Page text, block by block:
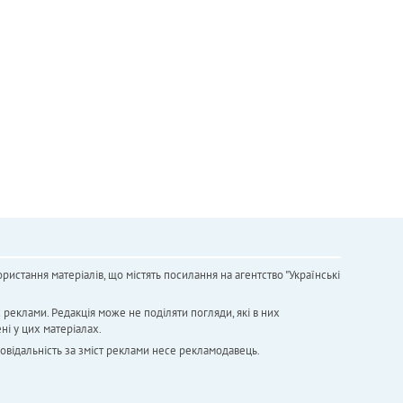
матеріалів, що містять посилання на агентство "Українськi
Редакція може не поділяти погляди, які в них
у цих матеріалах.
за зміст реклами несе рекламодавець.